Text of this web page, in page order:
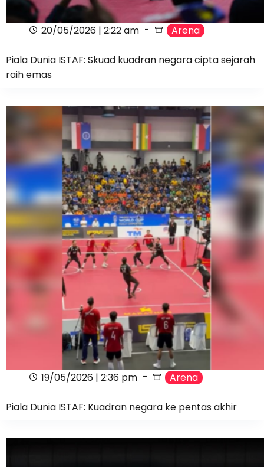
20/05/2026 | 2:22 am Arena
Piala Dunia ISTAF: Skuad kuadran negara cipta sejarah
raih emas
19/05/2026 | 2:36 pm Arena
Piala Dunia ISTAF: Kuadran negara ke pentas akhir